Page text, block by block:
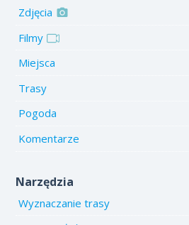
Zdjęcia
Filmy
Miejsca
Trasy
Pogoda
Komentarze
Narzędzia
Wyznaczanie trasy